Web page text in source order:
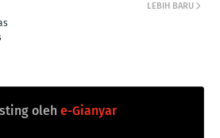
LEBIH BARU
oleh e-Gianyar